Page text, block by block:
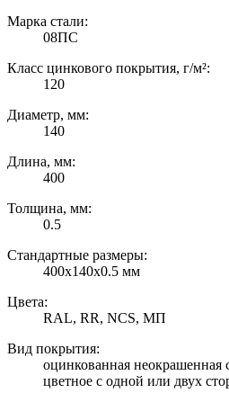
Марка стали:
08ПС
Класс цинкового покрытия, г/м²:
120
Диаметр, мм:
140
Длина, мм:
400
Толщина, мм:
0.5
Стандартные размеры:
400х140х0.5 мм
Цвета:
RAL, RR, NCS, МП
Вид покрытия:
оцинкованная неокрашенная
цветное с одной или двух